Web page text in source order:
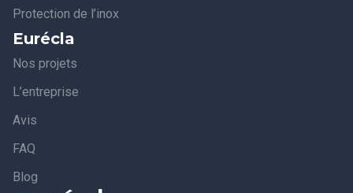
Protection de l’inox
Eurécla
Nos projets
L’entreprise
Avis
FAQ
Blog